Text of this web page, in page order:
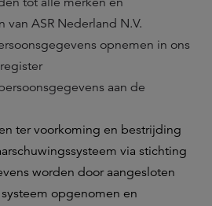
ASR Nederland N.V.
opnemen in ons
aan de
ter voorkoming en bestrijding
via stichting
worden door aangesloten
opgenomen en